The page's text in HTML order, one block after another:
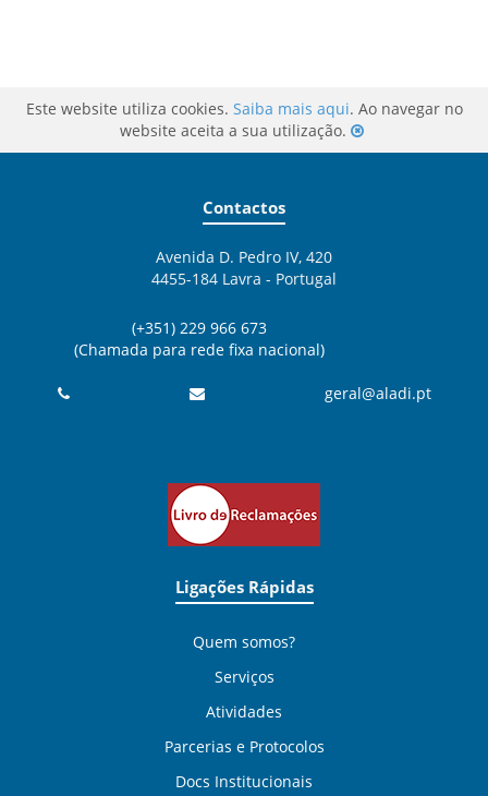
Este website utiliza cookies. Saiba mais aqui. Ao navegar no
website aceita a sua utilização.
Contactos
Avenida D. Pedro IV, 420
4455-184 Lavra - Portugal
(+351) 229 966 673
(Chamada para rede fixa nacional)
geral@aladi.pt
Ligações Rápidas
Quem somos?
Serviços
Atividades
Parcerias e Protocolos
Docs Institucionais